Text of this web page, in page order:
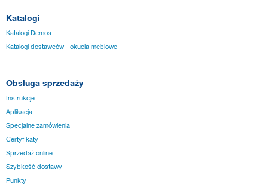
Katalogi
Katalogi Demos
Katalogi dostawców - okucia meblowe
Obsługa sprzedaży
Instrukcje
Aplikacja
Specjalne zamówienia
Certyfikaty
Sprzedaż online
Szybkość dostawy
Punkty